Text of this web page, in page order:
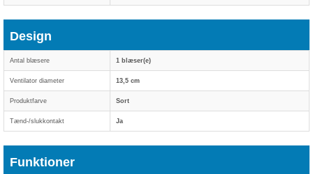
Design
Antal blæsere 1 blæser(e)
Ventilator diameter 13,5 cm
Produktfarve Sort
Tænd-/slukkontakt Ja
Funktioner